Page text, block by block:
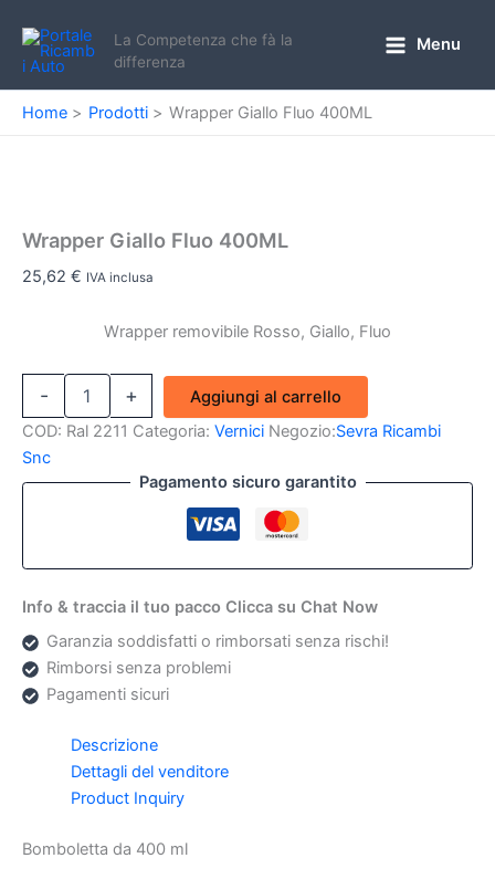
contenuto
La Competenza che fà la
differenza
Menu
Home Prodotti Wrapper Giallo Fluo 400ML
Wrapper Giallo Fluo 400ML
25,62 € IVA inclusa
Wrapper removibile Rosso, Giallo, Fluo
-
Wrapper
Fluo
400ML
+
Aggiungi al carrello
COD: Ral 2211 Categoria: Vernici Negozio:Sevra Ricambi
Snc
Pagamento sicuro garantito
Info & traccia il tuo pacco Clicca su Chat Now
Garanzia soddisfatti o rimborsati senza rischi!
Rimborsi senza problemi
Pagamenti sicuri
Descrizione
Dettagli del venditore
Product Inquiry
Bomboletta da 400 ml